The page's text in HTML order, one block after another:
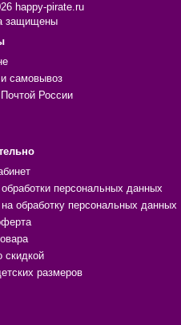
happy-pirate.ru
защищены
самовывоз
России
обработки персональных данных
обработку персональных данных
скидкой
размеров